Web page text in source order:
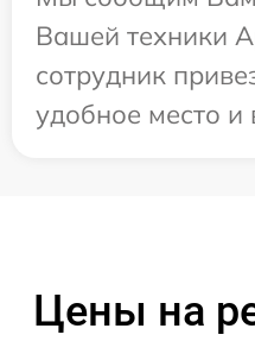
Вашей техники
сотрудник
удобное место и
Цены на